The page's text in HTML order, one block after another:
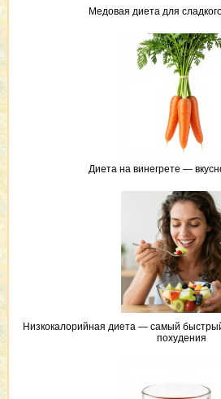
Медовая диета для
Диета на винегрете —
Низкокалорийная диета — самый
похудения